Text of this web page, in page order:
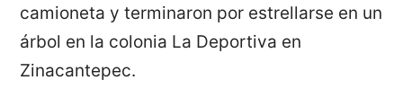
camioneta y terminaron por estrellarse en un
árbol en la colonia La Deportiva en
Zinacantepec.